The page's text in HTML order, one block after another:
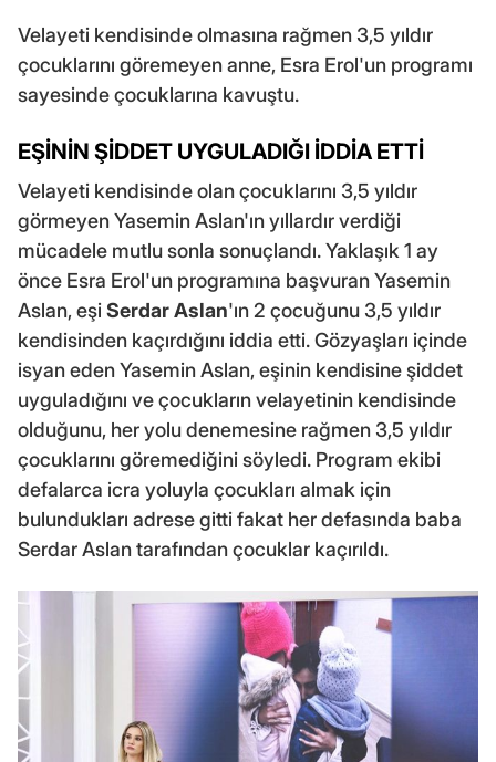
Velayeti kendisinde olmasına rağmen 3,5 yıldır
çocuklarını göremeyen anne, Esra Erol'un programı
sayesinde çocuklarına kavuştu.
EŞİNİN ŞİDDET UYGULADIĞI İDDİA ETTİ
Velayeti kendisinde olan çocuklarını 3,5 yıldır
görmeyen Yasemin Aslan'ın yıllardır verdiği
mücadele mutlu sonla sonuçlandı. Yaklaşık 1 ay
önce Esra Erol'un programına başvuran Yasemin
Aslan, eşiSerdar Aslan'ın 2 çocuğunu 3,5 yıldır
kendisinden kaçırdığını iddia etti. Gözyaşları içinde
isyan eden Yasemin Aslan, eşinin kendisine şiddet
uyguladığını ve çocukların velayetinin kendisinde
olduğunu, her yolu denemesine rağmen 3,5 yıldır
çocuklarını göremediğini söyledi. Program ekibi
defalarca icra yoluyla çocukları almak için
bulundukları adrese gitti fakat her defasında baba
Serdar Aslan tarafından çocuklar kaçırıldı.